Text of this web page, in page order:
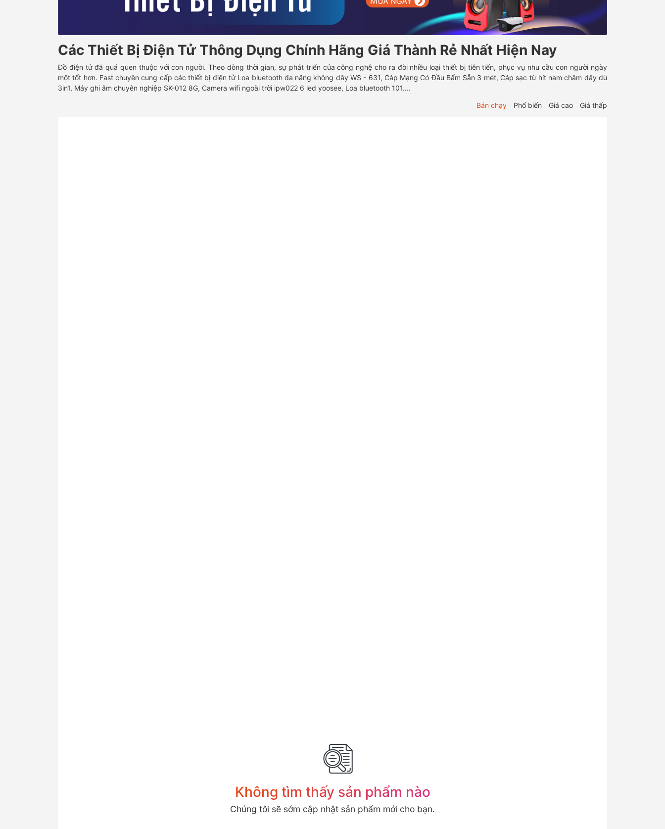
Các Thiết Bị Điện Tử Thông Dụng Chính Hãng Giá Thành Rẻ Nhất Hiện Nay
Đồ điện tử đã quá quen thuộc với con người. Theo dòng thời gian, sự phát triển của công nghệ cho ra đời nhiều loại thiết bị tiên tiến, phục vụ nhu cầu con người ngày
một tốt hơn. Fast chuyên cung cấp các thiết bị điện tử Loa bluetooth đa năng không dây WS - 631, Cáp Mạng Có Đầu Bấm Sẵn 3 mét, Cáp sạc từ hít nam châm dây dù
3in1, Máy ghi âm chuyên nghiệp SK-012 8G, Camera wifi ngoài trời ipw022 6 led yoosee, Loa bluetooth 101....
Bán chạy Phổ biến Giá cao Giá thấp
Không tìm thấy sản phẩm nào
Chúng tôi sẽ sớm cập nhật sản phẩm mới cho bạn.